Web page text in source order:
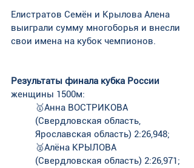
Елистратов Семён и Крылова Алена
выиграли сумму многоборья и внесли
свои имена на кубок чемпионов.
Результаты финала кубка России
женщины 1500м:
🥇Анна ВОСТРИКОВА
(Свердловская область,
Ярославская область) 2:26,948;
🥈Алёна КРЫЛОВА
(Свердловская область) 2:26,971;